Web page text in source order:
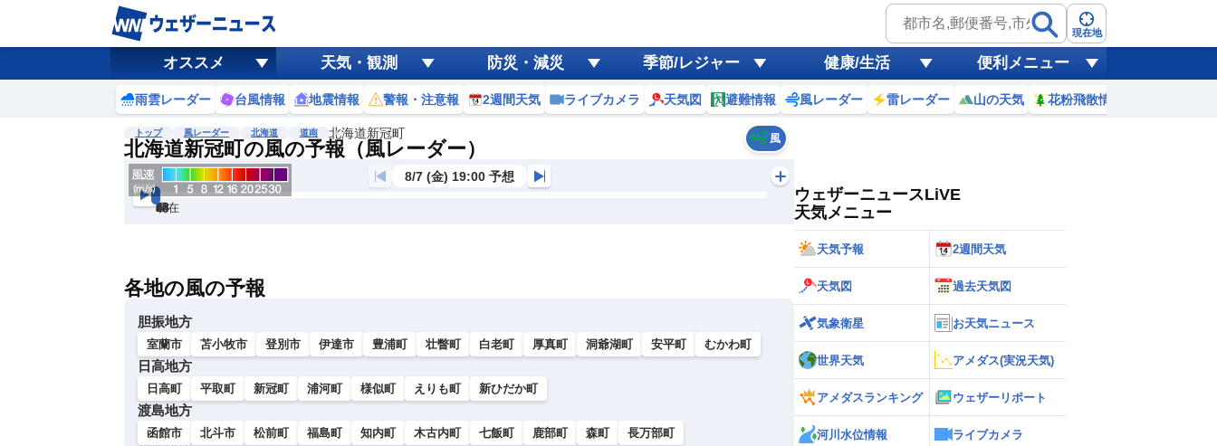
現在地
オススメ 天気・観測 防災・減災 季節/レジャー 健康/生活 便利メニュー
雨雲レーダー 台風情報 地震情報 警報・注意報 2週間天気 ライブカメラ 天気図 避難情報 風レーダー 雷レーダー 山の天気 花粉飛散情報
トップ 風レーダー 北海道 道南 北海道新冠町
北海道新冠町の風の予報（風レーダー） 風
風
黄砂
天気 台風
8/7 (金) 19:00 予想
現在
6h
12
24
36
48
60
72
各地の風の予報
胆振地方
室蘭市 苫小牧市 登別市 伊達市 豊浦町 壮瞥町 白老町 厚真町 洞爺湖町 安平町 むかわ町
日高地方
日高町 平取町 新冠町 浦河町 様似町 えりも町 新ひだか町
渡島地方
函館市 北斗市 松前町 福島町 知内町 木古内町 七飯町 鹿部町 森町 長万部町
ウェザーニュースLiVE
天気メニュー
天気予報 2週間天気
天気図 過去天気図
気象衛星 お天気ニュース
世界天気 アメダス(実況天気)
アメダスランキング ウェザーリポート
河川水位情報 ライブカメラ